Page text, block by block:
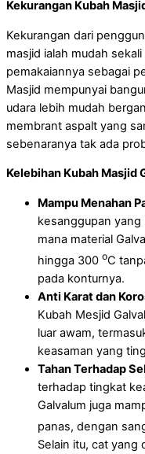
Kekurangan Kubah
Kekurangan dari
masjid ialah mudah
pemakaiannya sebagai
Masjid mempunyai
udara lebih mudah
membrant aspalt yang
sebenaranya tak ada
Kelebihan Kubah Masjid
Mampu Menahan
kesanggupan yang
mana material
hingga 300 oC
pada konturnya.
Anti Karat dan
Kubah Mesjid
luar awam,
keasaman yang
Tahan Terhadap
terhadap tingkat
Galvalum juga
panas, dengan
Selain itu, cat yang